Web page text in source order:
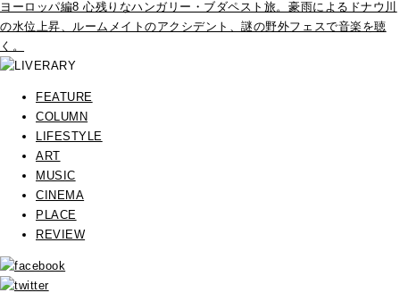
ヨーロッパ編8 心残りなハンガリー・ブダペスト旅。豪雨によるドナウ川
の水位上昇、ルームメイトのアクシデント、謎の野外フェスで音楽を聴
く。
FEATURE
COLUMN
LIFESTYLE
ART
MUSIC
CINEMA
PLACE
REVIEW